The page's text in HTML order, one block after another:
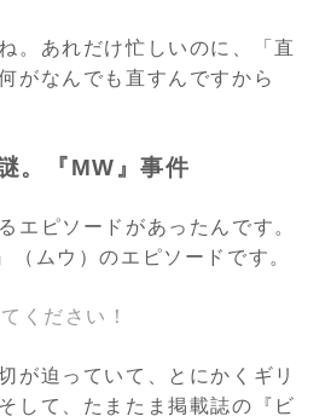
。あれだけ忙しいのに、「直
がなんでも直すんですから
。『MW 』事件
エピソードがあったんです。
（ムウ）のエピソードです。
ください！
が迫っていて、とにかくギリ
して、たまたま掲載誌の『ビ